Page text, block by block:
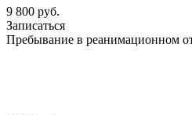
9 800 руб.
Записаться
Пребывание в реанимационном